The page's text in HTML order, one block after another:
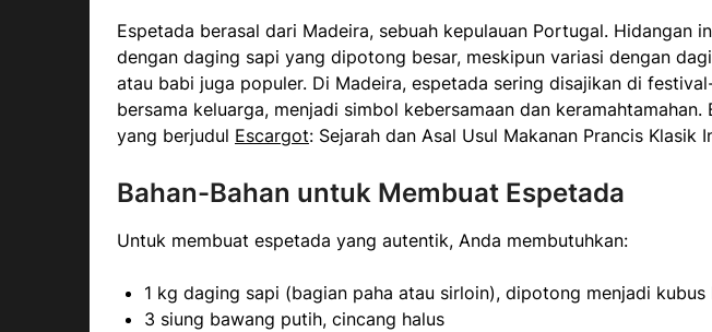
Espetada berasal dari Madeira, sebuah kepulauan Portugal. Hidangan
dengan daging sapi yang dipotong besar, meskipun variasi dengan
atau babi juga populer. Di Madeira, espetada sering disajikan di
bersama keluarga, menjadi simbol kebersamaan dan
yang berjudul Escargot: Sejarah dan Asal Usul Makanan Prancis Klasik
Bahan-Bahan untuk Membuat Espetada
Untuk membuat espetada yang autentik, Anda membutuhkan:
1 kg daging sapi (bagian paha atau sirloin), dipotong menjadi kubus
3 siung bawang putih, cincang halus